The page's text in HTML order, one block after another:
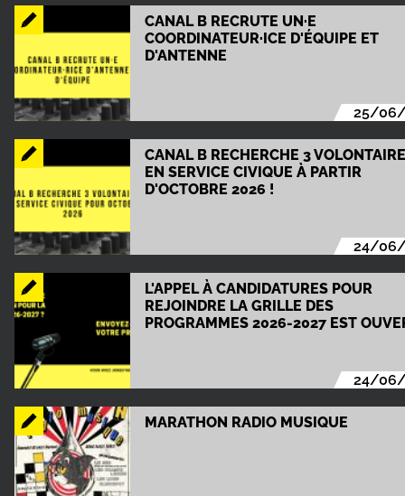
CANAL B RECRUTE UN·E
COORDINATEUR·ICE D'ÉQUIPE ET
D'ANTENNE
25/
CANAL B RECHERCHE 3
EN SERVICE CIVIQUE À PARTIR
D'OCTOBRE 2026 !
24/
L'APPEL À CANDIDATURES POUR
REJOINDRE LA GRILLE DES
PROGRAMMES 2026-2027 EST
24/
MARATHON RADIO MUSIQUE